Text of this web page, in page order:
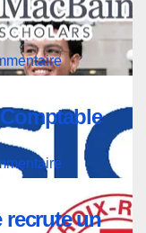
recrute un